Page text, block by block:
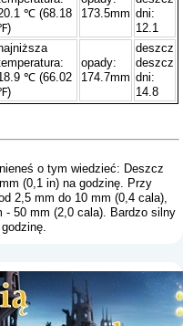
℃ (68.18
173.5mm dni:
12.1
℃ (66.02
opady:
174.7mm
deszcz
deszcz
dni:
14.8
o tym wiedzieć: Deszcz
(0,1 in) na godzinę. Przy
2,5 mm do 10 mm (0,4 cala),
- 50 mm (2,0 cala). Bardzo silny